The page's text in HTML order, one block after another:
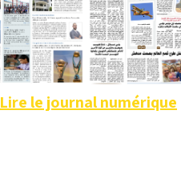
Lire le journal numérique